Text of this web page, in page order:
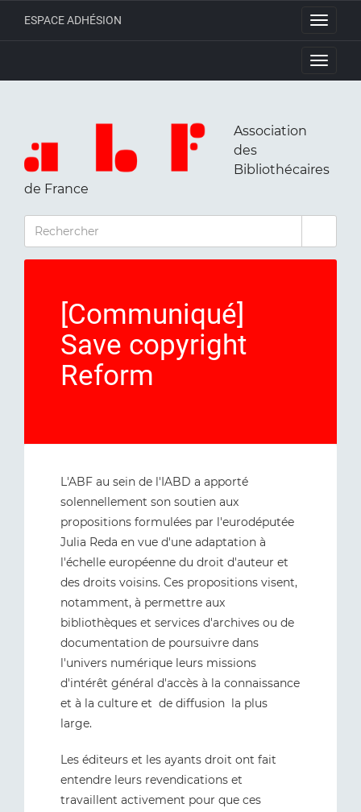
Toggle
ESPACE ADHÉSION
Toggle
Association
des
Bibliothécaires
de France
RECHERCHER
[Communiqué]
Save copyright
Reform
L'ABF au sein de l'IABD a apporté
solennellement son soutien aux
propositions formulées par l'eurodéputée
Julia Reda en vue d'une adaptation à
l'échelle européenne du droit d'auteur et
des droits voisins. Ces propositions visent,
notamment, à permettre aux
bibliothèques et services d'archives ou de
documentation de poursuivre dans
l'univers numérique leurs missions
d'intérêt général d'accès à la connaissance
et à la culture et de diffusion la plus
large.
Les éditeurs et les ayants droit ont fait
entendre leurs revendications et
travaillent activement pour que ces